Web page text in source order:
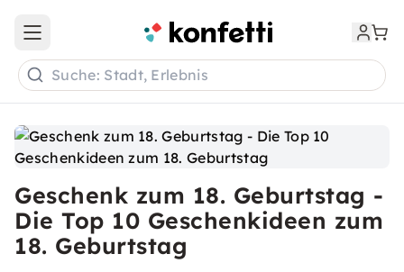
Geschenk zum 18. Geburtstag -
Die Top 10 Geschenkideen zum
18. Geburtstag
Open main menu
Suche: Stadt, Erlebnis